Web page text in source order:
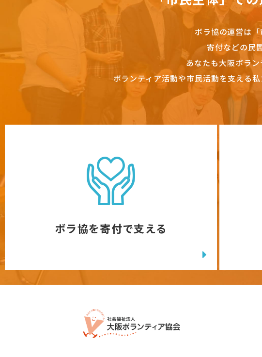
ボラ協の運営は「
寄付などの民
あなたも大阪ボラ
ボランティア活動や市民活動を支える
ボラ協を寄付で支える